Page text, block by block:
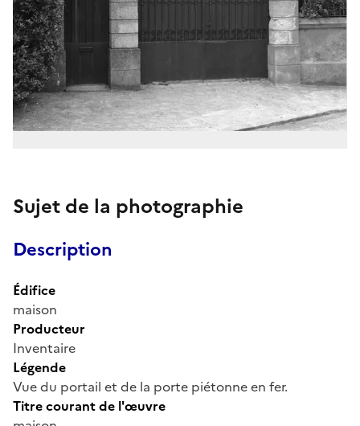
Sujet de la photographie
Description
Édifice
maison
Producteur
Inventaire
Légende
Vue du portail et de la porte piétonne en fer.
Titre courant de l'œuvre